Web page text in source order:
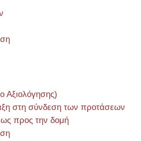
Αξιολόγησης)
στη σύνδεση των προτάσεων
προς την δομή